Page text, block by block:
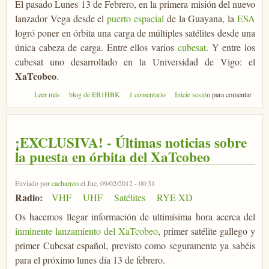
El pasado Lunes 13 de Febrero, en la primera misión del nuevo
lanzador Vega desde elpuerto espacial de la Guayana, laESA
logró poner en órbita una carga de múltiples satélites desde una
única cabeza de carga. Entre ellos varios cubesat. Y entre los
cubesat uno desarrollado en la Universidad de Vigo: el
XaTcobeo.
Leer más sobre XaTcobeo & friends, compañeros de viaje...
blog de EB1HBK 1 comentario Inicie sesión para comentar
¡EXCLUSIVA! - Últimas noticias sobre
la puesta en órbita del XaTcobeo
Enviado porcacharreoel Jue, 09/02/2012 - 00:31
Radio: VHF UHF Satélites
RYE XD
Os hacemos llegar información de ultimísima hora acerca del
inminente lanzamiento del XaTcobeo, primer satélite gallego y
primer Cubesat español, previsto como seguramente ya sabéis
para el próximo lunes día 13 de febrero.